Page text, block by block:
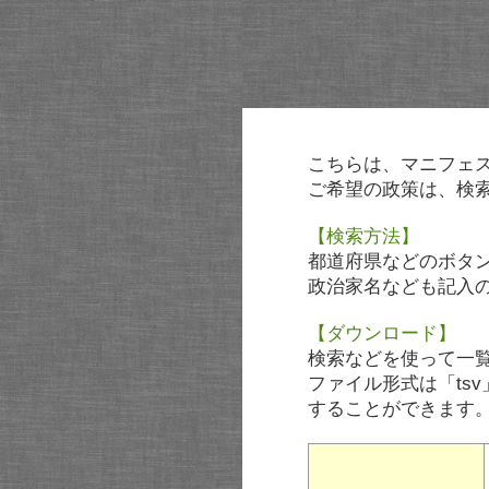
こちらは、マニフェ
ご希望の政策は、検
【検索方法】
都道府県などのボタ
政治家名なども記入
【ダウンロード】
検索などを使って一
ファイル形式は「tsv
することができます